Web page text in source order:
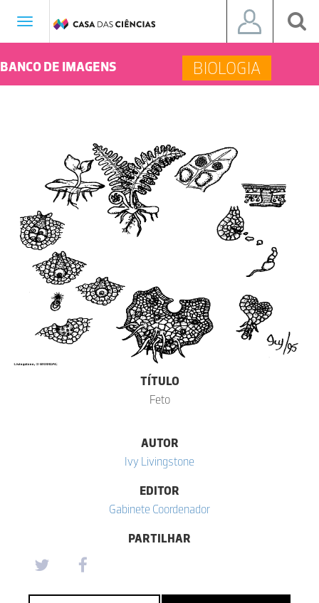
Toggle
BANCO DE IMAGENS BIOLOGIA
TÍTULO
Feto
AUTOR
Ivy Livingstone
EDITOR
Gabinete Coordenador
PARTILHAR